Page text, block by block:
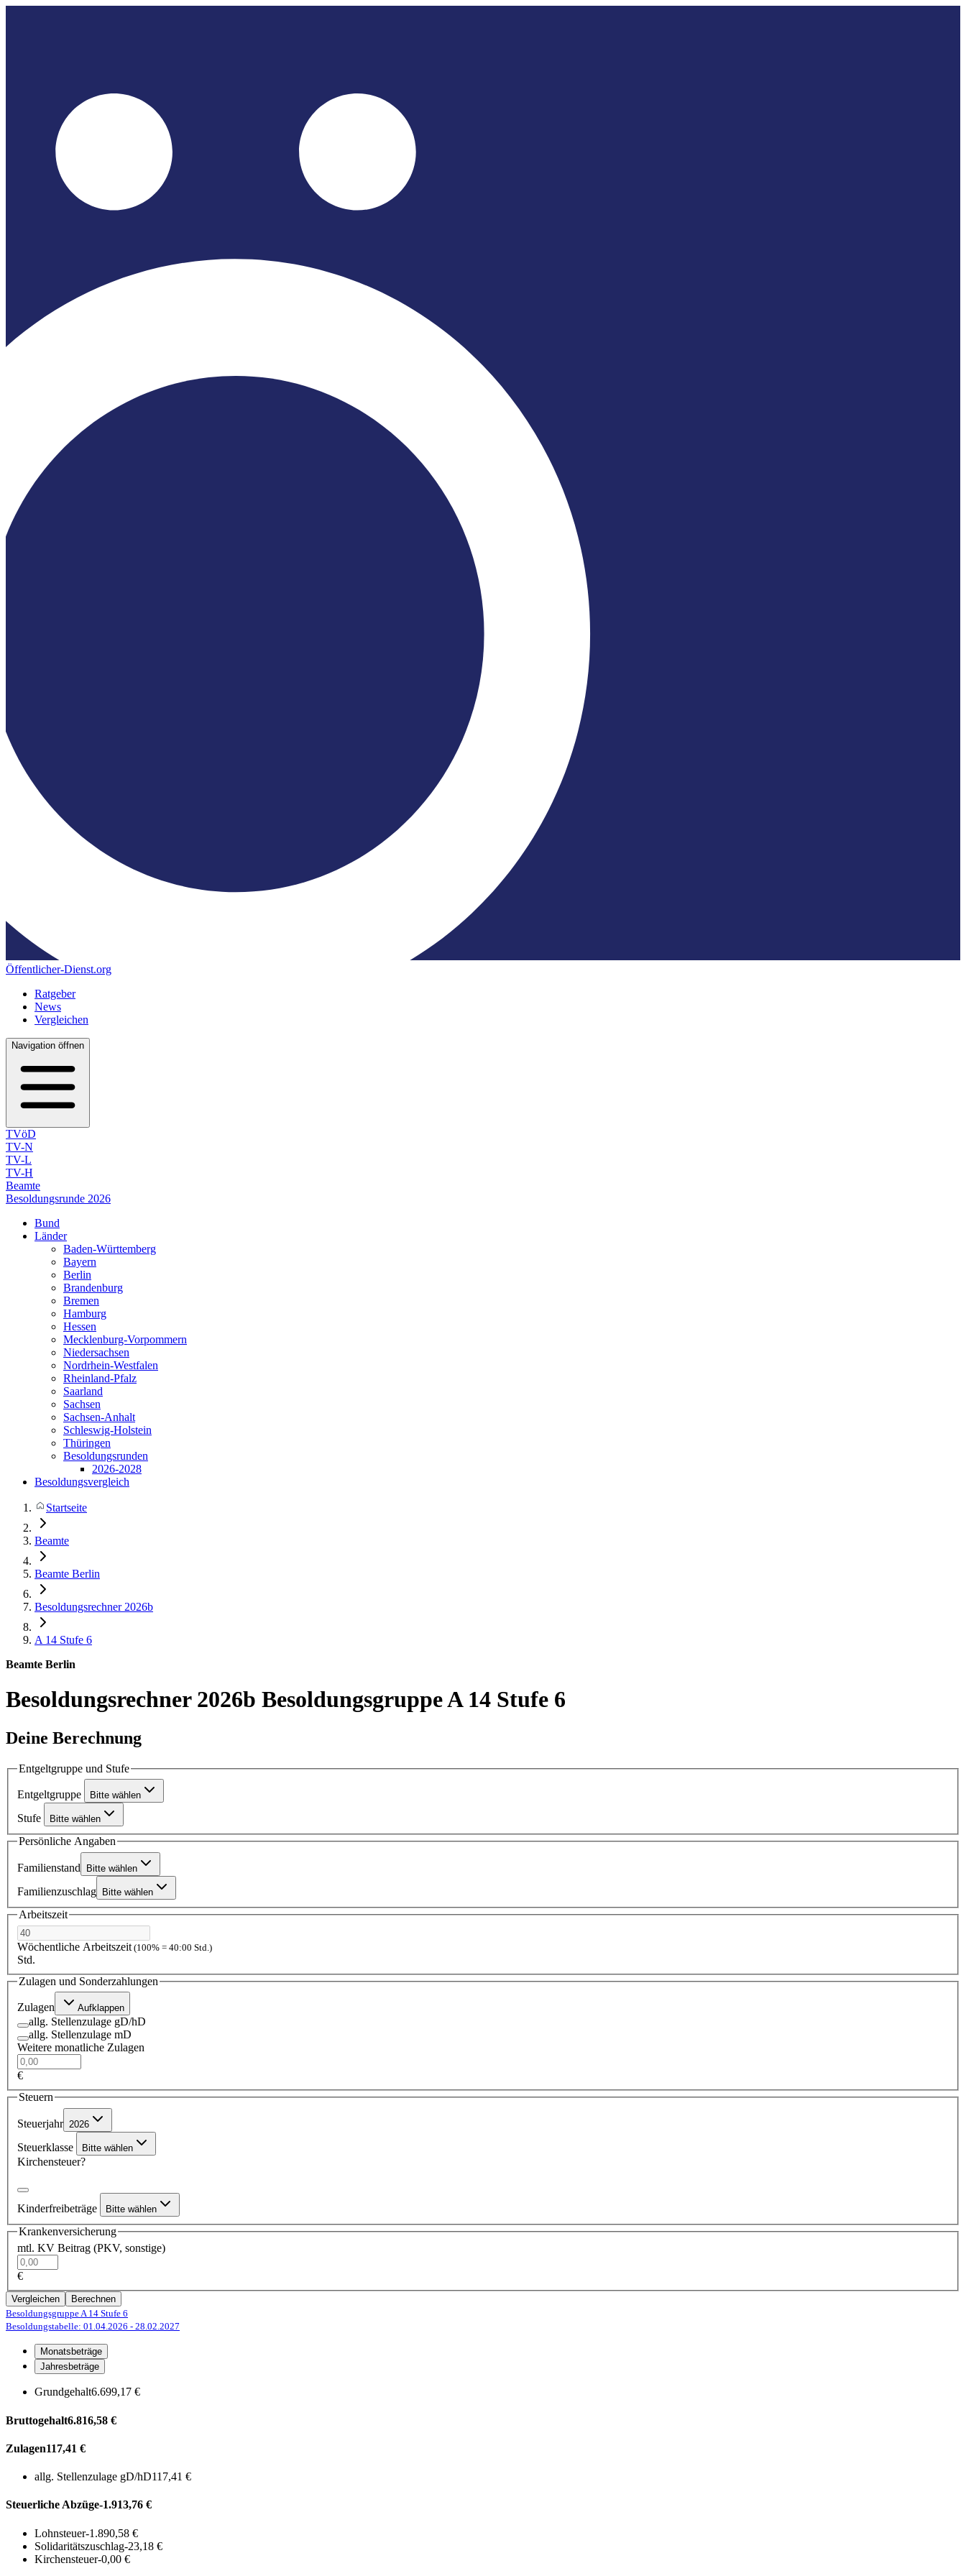
Öffentlicher-Dienst.org
Ratgeber
News
Vergleichen
Navigation öffnen
TVöD
TV-N
TV-L
TV-H
Beamte
Besoldungsrunde 2026
Bund
Länder
Baden-Württemberg
Bayern
Berlin
Brandenburg
Bremen
Hamburg
Hessen
Mecklenburg-Vorpommern
Niedersachsen
Nordrhein-Westfalen
Rheinland-Pfalz
Saarland
Sachsen
Sachsen-Anhalt
Schleswig-Holstein
Thüringen
Besoldungsrunden
2026-2028
Besoldungsvergleich
Startseite
Beamte
Beamte Berlin
Besoldungsrechner 2026b
A 14 Stufe 6
Beamte Berlin
Besoldungsrechner 2026b Besoldungsgruppe A 14 Stufe 6
Deine Berechnung
Entgeltgruppe und Stufe
Entgeltgruppe Bitte wählen
Stufe Bitte wählen
Persönliche Angaben
Familienstand Bitte wählen
Familienzuschlag Bitte wählen
Arbeitszeit
Wöchentliche Arbeitszeit (100% = 40:00 Std.)
Std.
Zulagen und Sonderzahlungen
Zulagen Aufklappen
allg. Stellenzulage gD/hD
allg. Stellenzulage mD
Weitere monatliche Zulagen
€
Steuern
Steuerjahr 2026
Steuerklasse Bitte wählen
Kirchensteuer?
Kinderfreibeträge Bitte wählen
Krankenversicherung
mtl. KV Beitrag (PKV, sonstige)
€
Vergleichen
Berechnen
Besoldungsgruppe A 14 Stufe 6
Besoldungstabelle: 01.04.2026 - 28.02.2027
Monatsbeträge
Jahresbeträge
Grundgehalt6.699,17 €
Bruttogehalt6.816,58 €
Zulagen117,41 €
allg. Stellenzulage gD/hD117,41 €
Steuerliche Abzüge-1.913,76 €
Lohnsteuer-1.890,58 €
Solidaritätszuschlag-23,18 €
Kirchensteuer-0,00 €